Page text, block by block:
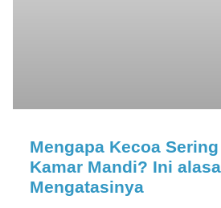
Mengapa Kecoa
Kamar Mandi? Ini
Mengatasinya